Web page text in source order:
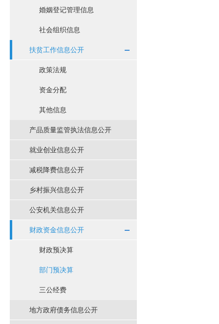
婚姻登记管理信息
社会组织信息
扶贫工作信息公开
政策法规
资金分配
其他信息
产品质量监管执法信息公开
就业创业信息公开
减税降费信息公开
乡村振兴信息公开
公安机关信息公开
财政资金信息公开
财政预决算
部门预决算
三公经费
地方政府债务信息公开